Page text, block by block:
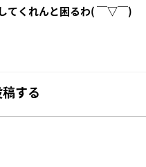
てくれんと困るわ( ￣▽￣)
する